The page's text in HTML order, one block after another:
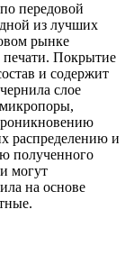
передовой
из лучших
рынке
печати. Покрытие
и содержит
слое
распределению и
полученного
могут
на основе